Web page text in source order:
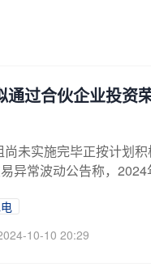
通过合伙企业投资
尚未实施完毕正按计划
异常波动公告称，
10-10 20:29